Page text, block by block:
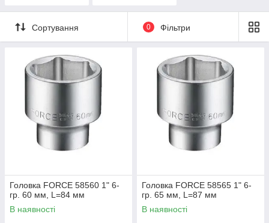
Сортування 0 Фільтри
Головка FORCE 58560 1" 6-
гр. 60 мм, L=84 мм
В наявності
Головка FORCE 58565 1" 6-
гр. 65 мм, L=87 мм
В наявності